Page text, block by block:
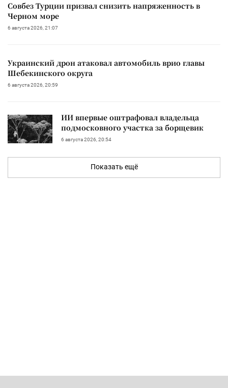
Совбез Турции призвал снизить напряженность в
Черном море
6 августа 2026, 21:07
Украинский дрон атаковал автомобиль врио главы
Шебекинского округа
6 августа 2026, 20:59
ИИ впервые оштрафовал владельца
подмосковного участка за борщевик
6 августа 2026, 20:54
Показать ещё